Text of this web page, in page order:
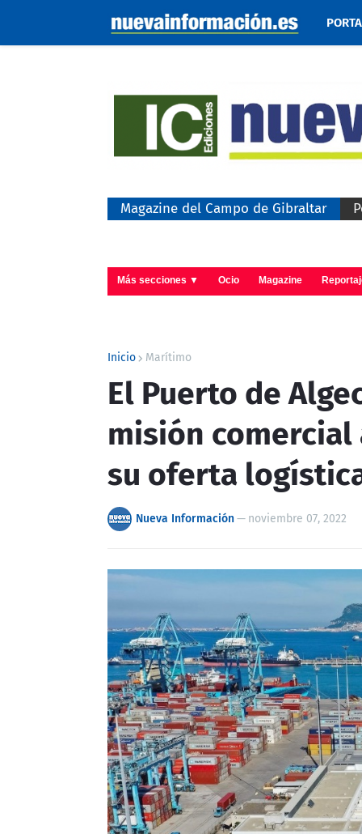
Magazine del Campo de Gibraltar
Más secciones ▼ Ocio Magazine
Inicio Marítimo
El Puerto de
misión
su oferta
Nueva Información— noviembre 07, 2022